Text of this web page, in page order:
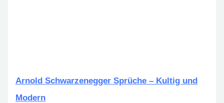
Arnold Schwarzenegger Sprüche – Kultig und
Modern